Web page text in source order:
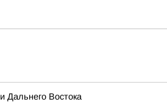
Дальнего Востока